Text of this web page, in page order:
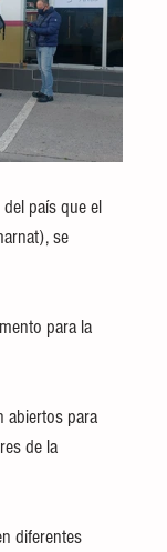
país que el
se
para la
abiertos para
de la
diferentes